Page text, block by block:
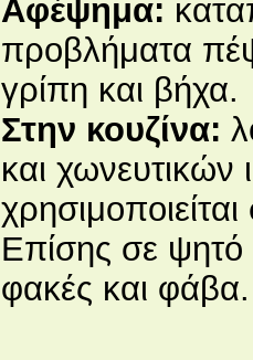
Αφέψημα:
προβλήματα
γρίπη και βήχα.
Στην κουζίνα:
και χωνευτικών
Επίσης σε
φακές και φάβα.